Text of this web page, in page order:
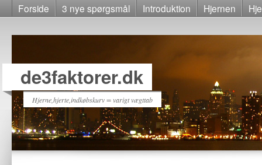
Forside 3 nye spørgsmål Introduktion Hjernen
de3faktorer.dk
Hjerne,hjerte,indkøbskurv = varigt vægttab